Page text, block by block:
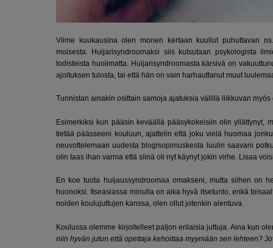
Viime kuukausina olen monen kertaan kuullut puhuttavan
moisesta. Huijarisyndroomaksi siis kutsutaan psykologista
todisteista huolimatta. Huijarisyndroomasta kärsivä on
ajoituksen tulosta, tai että hän on vain harhauttanut muut
Tunnistan ainakin osittain samoja ajatuksia välillä liikkuvan myös
Esimerkiksi kun pääsin keväällä pääsykokeisiin olin yllättynyt,
tietää päässeeni kouluun, ajattelin että joku vielä huomaa
neuvottelemaan uudesta blogisopimuskesta luulin saavani
olin taas ihan varma että siinä oli nyt käynyt jokin virhe. Lisaa
En koe tuota huijaussyndroomaa omakseni, mutta siihen on
huonoksi. Itseasiassa minulla on aika hyvä itsetunto, enkä
noiden koulujuttujen kanssa, olen ollut jotenkin alentuva.
Koulussa olemme kirjoitelleet paljon erilaisia juttuja. Aina kun
niin hyvän jutun että opettaja kehoittaa myymään sen lehteen?